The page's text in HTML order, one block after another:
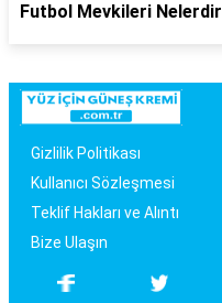
Futbol Mevkileri Nelerdir
Gizlilik Politikası
Kullanıcı Sözleşmesi
Teklif Hakları ve Alıntı
Bize Ulaşın